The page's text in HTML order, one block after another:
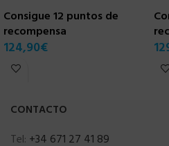
Consigue 12 puntos de
recompensa
124,90€
CONTACTO
Tel: +34 671 27 41 89